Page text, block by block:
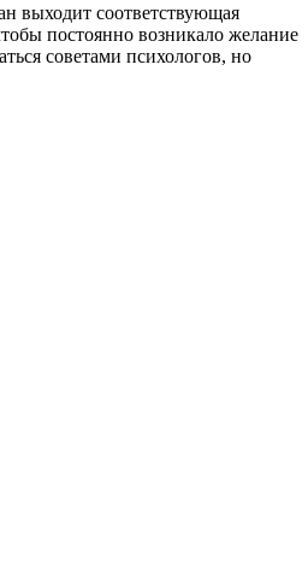
выходит соответствующая
постоянно возникало желание
советами психологов, но